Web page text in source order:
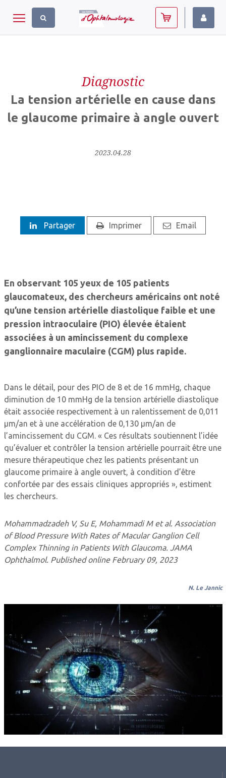
Toggle navigation
Diagnostic
La tension artérielle en cause dans
le glaucome primaire à angle ouvert
2023.04.28
Partager Imprimer Email
En observant 105 yeux de 105 patients
glaucomateux, des chercheurs américains ont noté
qu’une tension artérielle diastolique faible et une
pression intraoculaire (PIO) élevée étaient
associées à un amincissement du complexe
ganglionnaire maculaire (CGM) plus rapide.
Dans le détail, pour des PIO de 8 et de 16 mmHg, chaque
diminution de 10 mmHg de la tension artérielle diastolique
était associée respectivement à un ralentissement de 0,011
µm/an et à une accélération de 0,130 µm/an de
l’amincissement du CGM. « Ces résultats soutiennent l’idée
qu’évaluer et contrôler la tension artérielle pourrait être une
mesure thérapeutique chez les patients présentant un
glaucome primaire à angle ouvert, à condition d’être
confortée par des essais cliniques appropriés », estiment
les chercheurs.
Mohammadzadeh V, Su E, Mohammadi M et al. Association
of Blood Pressure With Rates of Macular Ganglion Cell
Complex Thinning in Patients With Glaucoma. JAMA
Ophthalmol. Published online February 09, 2023
N. Le Jannic
Panneau de gestion des cookies